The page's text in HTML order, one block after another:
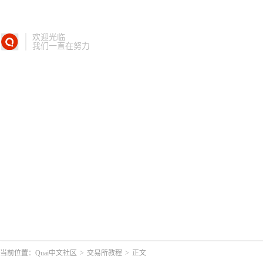
欢迎光临
我们一直在努力
当前位置： Quai中文社区 > 交易所教程 > 正文